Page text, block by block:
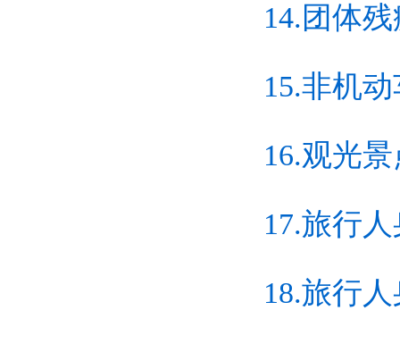
14.团体
15.非机
16.观光
17.旅行
18.旅行